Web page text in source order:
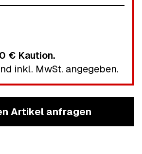
€ Kaution.
inkl. MwSt. angegeben.
Artikel anfragen